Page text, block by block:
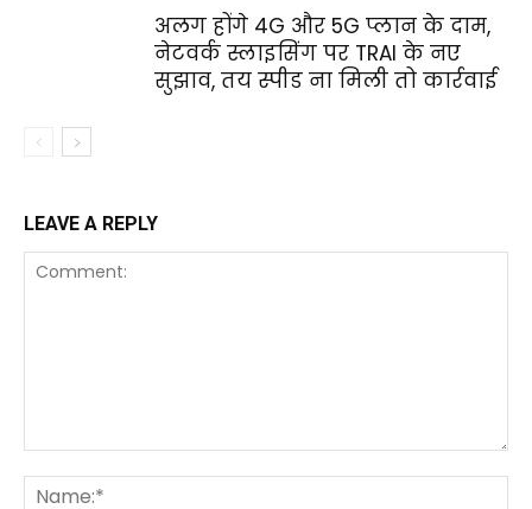
अलग होंगे 4G और 5G प्लान के दाम,
नेटवर्क स्लाइसिंग पर TRAI के नए
सुझाव, तय स्पीड ना मिली तो कार्रवाई
LEAVE A REPLY